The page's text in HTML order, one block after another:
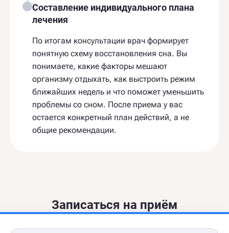
Составление индивидуального плана
лечения
По итогам консультации врач формирует
понятную схему восстановления сна. Вы
понимаете, какие факторы мешают
организму отдыхать, как выстроить режим
ближайших недель и что поможет уменьшить
проблемы со сном. После приема у вас
остается конкретный план действий, а не
общие рекомендации.
Записаться на приём